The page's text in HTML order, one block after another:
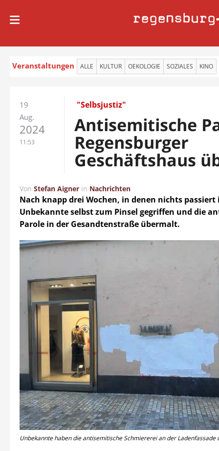
regensburg
Veranstaltungen ALLE KULTUR OEKOLOGIE SOZIALES KINO
19
Aug.
2024
11:53
"Selbsjustiz"
Antisemitische
Regensburger
Geschäftshaus
Von Stefan Aigner in Nachrichten
Nach knapp drei Wochen, in denen nichts passiert
Unbekannte selbst zum Pinsel gegriffen und die
Parole in der Gesandtenstraße übermalt.
Unbekannte haben die antisemitische Schmiererei an der Ladenfassade